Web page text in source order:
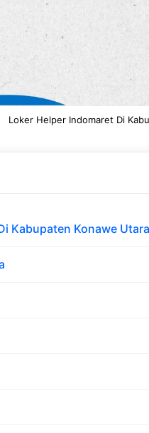
Loker Helper Indomaret Di
Kabupaten Konawe Utara